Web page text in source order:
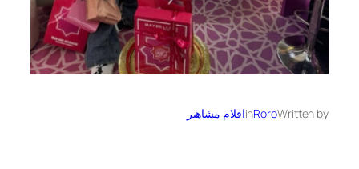
Written by
Roro
inافلام مشاهير